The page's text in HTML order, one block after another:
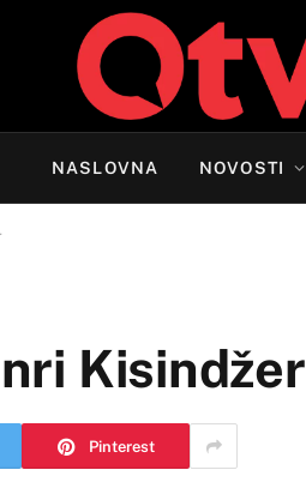
NASLOVNA NOVOSTI
Kisindžer
Pinterest